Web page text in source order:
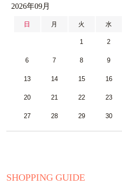
2026年09月
日 月 火 水
1 2
6 7 8 9
13 14 15 16
20 21 22 23
27 28 29 30
SHOPPING GUIDE